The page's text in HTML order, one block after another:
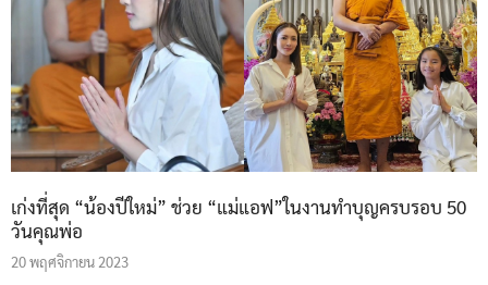
เก่งที่สุด “น้องปีใหม่” ช่วย “แม่แอฟ”ในงานทำบุญครบรอบ 50
วันคุณพ่อ
20 พฤศจิกายน 2023